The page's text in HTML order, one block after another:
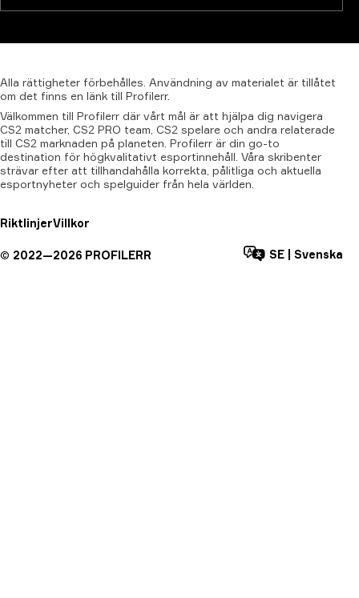
Alla rättigheter förbehålles. Användning av materialet är tillåtet
om det finns en länk till Profilerr.
Välkommen till Profilerr där vårt mål är att hjälpa dig navigera
CS2 matcher, CS2 PRO team, CS2 spelare och andra relaterade
till CS2 marknaden på planeten. Profilerr är din go-to
destination för högkvalitativt esportinnehåll. Våra skribenter
strävar efter att tillhandahålla korrekta, pålitliga och aktuella
esportnyheter och spelguider från hela världen.
RiktlinjerVillkor
© 2022—2026 PROFILERR SE Svenska